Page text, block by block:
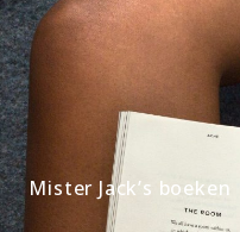
Mister Jack’s boeken